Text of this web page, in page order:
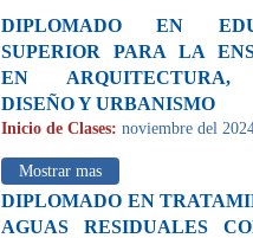
DIPLOMADO EN
SUPERIOR PARA LA
EN ARQUITECTURA,
DISEÑO Y URBANISMO
Inicio de Clases: noviembre del
Mostrar mas
DIPLOMADO EN
AGUAS RESIDUALES